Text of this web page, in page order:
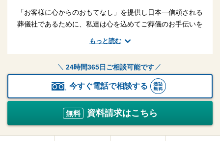
もっと読む
「お客様に心からのおもてなし」を提供し日本一信頼される
葬儀社であるために、私達は心を込めてご葬儀のお手伝いを
させていただきます。「人と人との絆」を大切にし「たった
24時間365日ご相談可能です
今すぐ電話で相談する
無料 資料請求はこちら